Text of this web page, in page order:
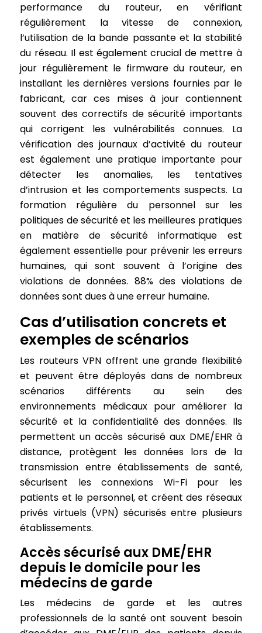
performance du routeur, en vérifiant
régulièrement la vitesse de connexion,
l’utilisation de la bande passante et la stabilité
du réseau. Il est également crucial de mettre à
jour régulièrement le firmware du routeur, en
installant les dernières versions fournies par le
fabricant, car ces mises à jour contiennent
souvent des correctifs de sécurité importants
qui corrigent les vulnérabilités connues. La
vérification des journaux d’activité du routeur
est également une pratique importante pour
détecter les anomalies, les tentatives
d’intrusion et les comportements suspects. La
formation régulière du personnel sur les
politiques de sécurité et les meilleures pratiques
en matière de sécurité informatique est
également essentielle pour prévenir les erreurs
humaines, qui sont souvent à l’origine des
violations de données. 88% des violations de
données sont dues à une erreur humaine.
Cas d’utilisation concrets et
exemples de scénarios
Les routeurs VPN offrent une grande flexibilité
et peuvent être déployés dans de nombreux
scénarios différents au sein des
environnements médicaux pour améliorer la
sécurité et la confidentialité des données. Ils
permettent un accès sécurisé aux DME/EHR à
distance, protègent les données lors de la
transmission entre établissements de santé,
sécurisent les connexions Wi-Fi pour les
patients et le personnel, et créent des réseaux
privés virtuels (VPN) sécurisés entre plusieurs
établissements.
Accès sécurisé aux DME/EHR
depuis le domicile pour les
médecins de garde
Les médecins de garde et les autres
professionnels de la santé ont souvent besoin